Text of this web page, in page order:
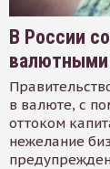
В России
в валюте, с
оттоком
нежелание